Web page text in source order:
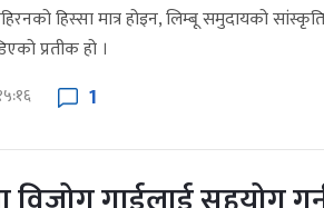
हिस्सा मात्र होइन, लिम्बू समुदायको
प्रतीक हो ।
1